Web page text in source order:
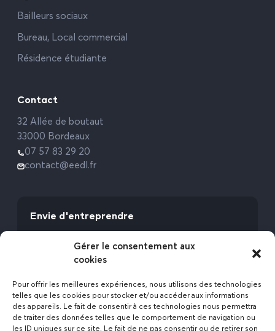
Gérer le consentement aux
cookies
Pour offrir les meilleures expériences, nous utilisons des technologies
telles que les cookies pour stocker et/ou accéder aux informations
des appareils. Le fait de consentir à ces technologies nous permettra
de traiter des données telles que le comportement de navigation ou
les ID uniques sur ce site. Le fait de ne pas consentir ou de retirer son
Bailleurs sociaux
Bureau, Local commercial
Résidence étudiante
Contact
32 Allée de boutaut
33000 Bordeaux
07 57 83 29 20
contact@eedl.fr
Envie d'entreprendre
avec l’Expert Etat des Lieux !
Rejoignez-nous